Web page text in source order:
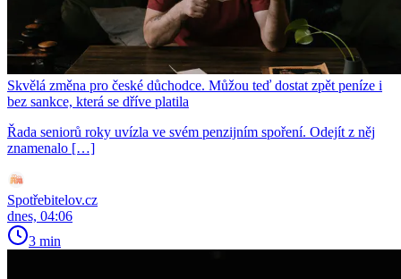
Skvělá změna pro české důchodce. Můžou teď dostat zpět peníze i
bez sankce, která se dříve platila
Řada seniorů roky uvízla ve svém penzijním spoření. Odejít z něj
znamenalo […]
Spotřebitelov.cz
dnes, 04:06
3 min